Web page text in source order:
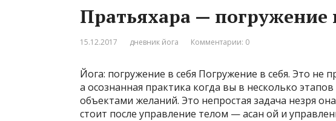
Пратьяхара — погружение
15.12.2017 дневник йога Комментарии: 0
Йога: погружение в себя Погружение в себя. Это не
а осознанная практика когда вы в несколько
объектами желаний. Это непростая задача незря
стоит после управление телом — асан ой и